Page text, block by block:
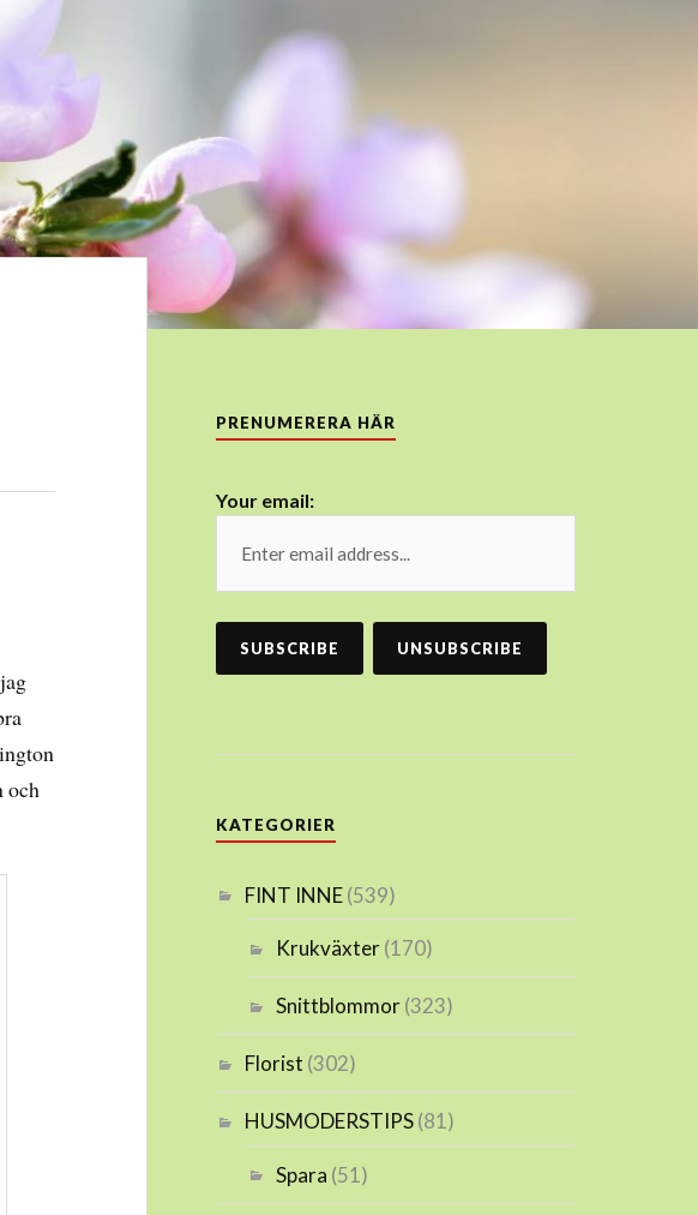
och
PRENUMERERA HÄR
Your email:
KATEGORIER
FINT INNE(539)
Krukväxter(170)
Snittblommor(323)
Florist (302)
HUSMODERSTIPS(81)
Spara (51)